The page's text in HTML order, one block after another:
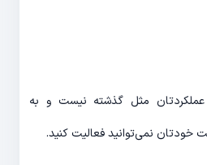
مثل گذشته نیست و به
نمی‌توانید فعالیت کنید.